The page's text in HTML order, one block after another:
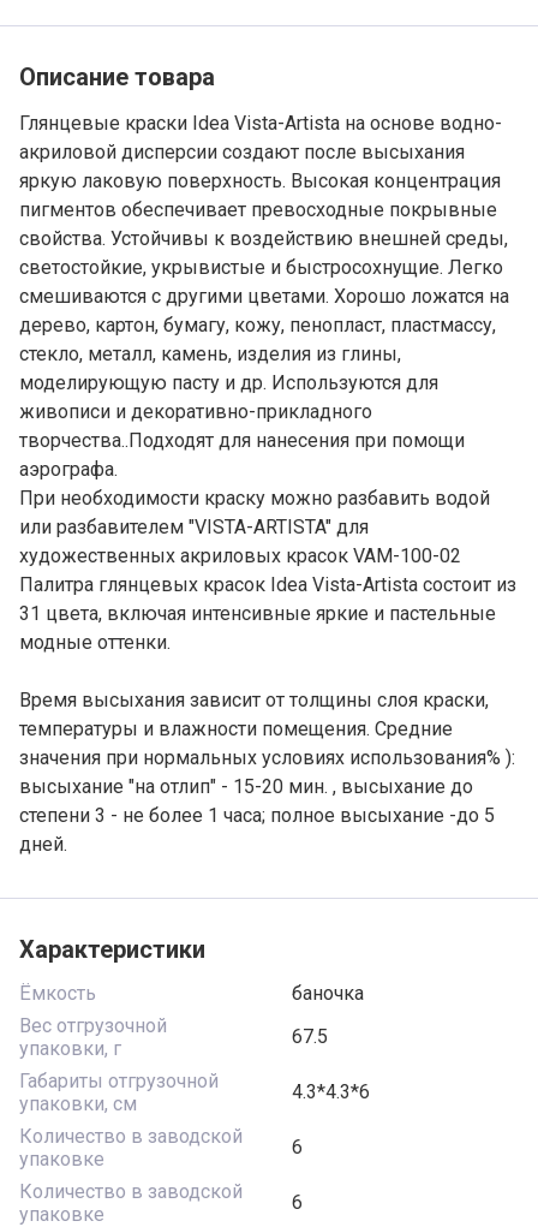
расширяется, следуя за творческими течениями и
живописи и дизайна.
Описание товара
Глянцевые краски Idea Vista-Artista на основе водно-
акриловой дисперсии создают после высыхания
яркую лаковую поверхность. Высокая концентрация
пигментов обеспечивает превосходные покрывные
свойства. Устойчивы к воздействию внешней среды,
светостойкие, укрывистые и быстросохнущие. Легко
смешиваются с другими цветами. Хорошо ложатся на
дерево, картон, бумагу, кожу, пенопласт, пластмассу,
стекло, металл, камень, изделия из глины,
моделирующую пасту и др. Используются для
живописи и декоративно-прикладного
творчества..Подходят для нанесения при помощи
аэрографа.
При необходимости краску можно разбавить водой
или разбавителем "VISTA-ARTISTA" для
художественных акриловых красок VAM-100-02
Палитра глянцевых красок Idea Vista-Artista состоит из
31 цвета, включая интенсивные яркие и пастельные
модные оттенки.
Время высыхания зависит от толщины слоя краски,
температуры и влажности помещения. Средние
значения при нормальных условиях использования% ):
высыхание "на отлип" - 15-20 мин. , высыхание до
степени 3 - не более 1 часа; полное высыхание -до 5
дней.
Характеристики
Ёмкость
баночка
Вес отгрузочной
упаковки, г
67.5
Габариты отгрузочной
упаковки, см
4.3*4.3*6
Количество в заводской
упаковке
6
Количество в заводской
упаковке
6